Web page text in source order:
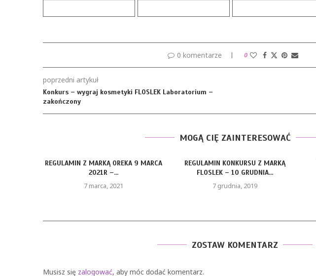
0 komentarze 0
poprzedni artykuł
Konkurs – wygraj kosmetyki FLOSLEK Laboratorium –
zakończony
MOGĄ CIĘ ZAINTERESOWAĆ
REGULAMIN Z MARKĄ OREKA 9 MARCA
2021R –...
7 marca, 2021
REGULAMIN KONKURSU Z MARKĄ
FLOSLEK – 10 GRUDNIA...
7 grudnia, 2019
ZOSTAW KOMENTARZ
Musisz się zalogować, aby móc dodać komentarz.